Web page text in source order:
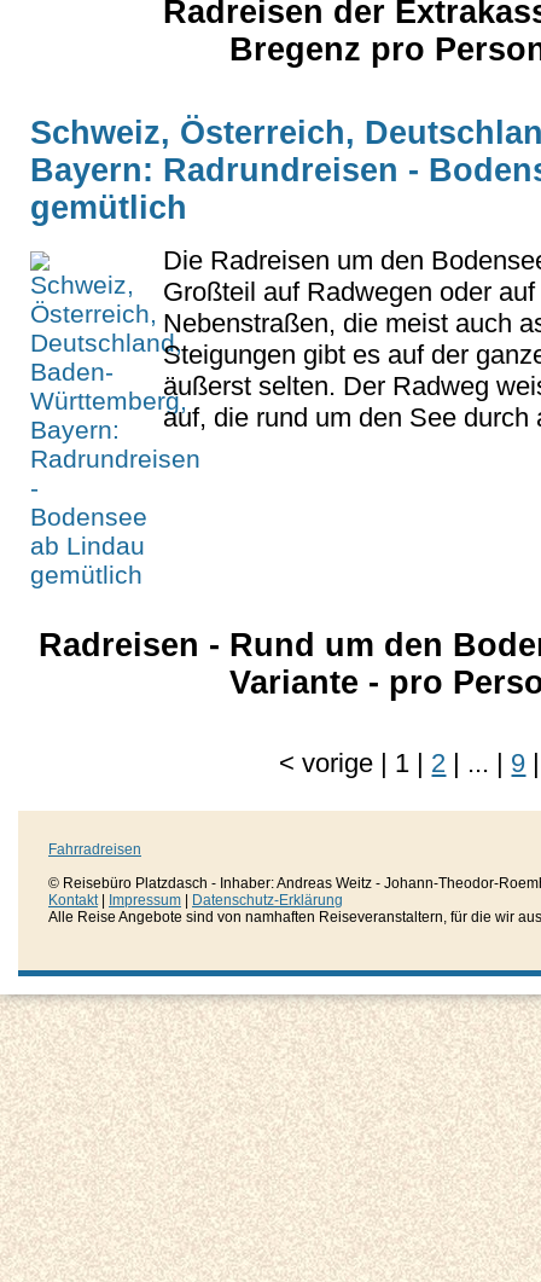
Radreisen der
Bregenz pro
Schweiz, Österreich,
Bayern: Radrundreisen -
gemütlich
Die Radreisen um den
Großteil auf Radwegen oder
Nebenstraßen, die meist auch
Steigungen gibt es auf der
äußerst selten. Der Radweg
auf, die rund um den See
Radreisen - Rund um den
Variante - pro
<vorige | 1 | 2 | ... | 9 |
Fahrradreisen
© Reisebüro Platzdasch - Inhaber: Andreas Weitz - Johann-Theodor-
Kontakt| Impressum
Datenschutz-Erklärung
Alle Reise Angebote sind von namhaften Reiseveranstaltern, für die wir